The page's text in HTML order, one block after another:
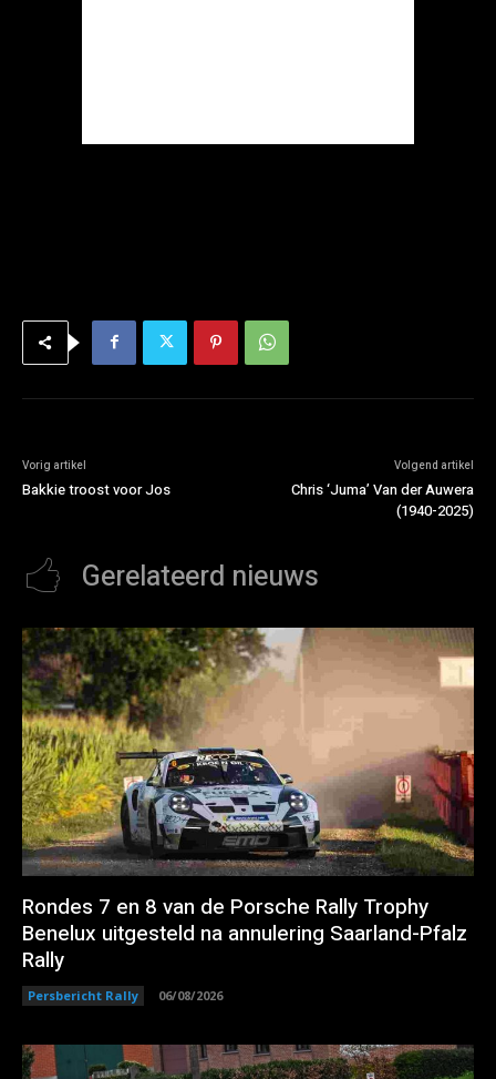
Vorig artikel
Bakkie troost voor Jos
Volgend artikel
Chris ‘Juma’ Van der Auwera
(1940-2025)
Gerelateerd nieuws
Rondes 7 en 8 van de Porsche Rally Trophy
Benelux uitgesteld na annulering Saarland-Pfalz
Rally
Persbericht Rally 06/08/2026